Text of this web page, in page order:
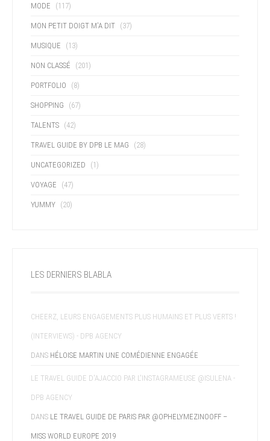
MODE (117)
MON PETIT DOIGT M'A DIT (37)
MUSIQUE (13)
NON CLASSÉ (201)
PORTFOLIO (8)
SHOPPING (67)
TALENTS (42)
TRAVEL GUIDE BY DPB LE MAG (28)
UNCATEGORIZED (1)
VOYAGE (47)
YUMMY (20)
LES DERNIERS BLABLA
CHEERZ, LEURS ENGAGEMENTS PLUS HUMAINS ET PLUS VERTS !
(INTERVIEWS) - DPB AGENCY
DANS HÉLOISE MARTIN UNE COMÉDIENNE ENGAGÉE
LE TRAVEL GUIDE D'AJACCIO PAR L'INSTAGRAMEUSE @ISULENA -
DPB AGENCY
DANS LE TRAVEL GUIDE DE PARIS PAR @OPHELYMEZINOOFF –
MISS WORLD EUROPE 2019